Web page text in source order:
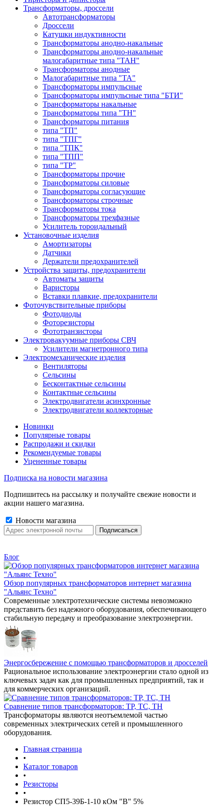
Трансформаторы, дроссели
Автотрансформаторы
Дроссели
Катушки индуктивности
Трансформаторы анодно-накальные
Трансформаторы анодно-накальные
малогабаритные типа "ТАН"
Трансформаторы анодные
Малогабаритные типа "ТА"
Трансформаторы импульсные
Трансформаторы импульсные типа "БТИ"
Трансформаторы накальные
Трансформаторы типа "ТН"
Трансформаторы питания
типа "ТП"
типа "ТПГ"
типа "ТПК"
типа "ТПП"
типа "ТР"
Трансформаторы прочие
Трансформаторы силовые
Трансформаторы согласующие
Трансформаторы строчные
Трансформаторы тока
Трансформаторы трехфазные
Усилитель тороидальный
Установочные изделия
Амортизаторы
Датчики
Держатели предохранителей
Устройства защиты, предохранители
Автоматы защиты
Варисторы
Вставки плавкие, предохранители
Фоточувствительные приборы
Фотодиоды
Фоторезисторы
Фототранзисторы
Электровакуумные приборы СВЧ
Усилители магнетронного типа
Электромеханические изделия
Вентиляторы
Сельсины
Бесконтактные сельсины
Контактные сельсины
Электродвигатели асинхронные
Электродвигатели коллекторные
Новинки
Популярные товары
Распродажи и скидки
Рекомендуемые товары
Уцененные товары
Подписка на новости магазина
Подпишитесь на рассылку и получайте свежие новости и
акции нашего магазина.
Новости магазина
Блог
Обзор популярных трансформаторов интернет магазина
"Альянс Техно"
Современные электротехнические системы невозможно
представить без надежного оборудования, обеспечивающего
стабильную передачу и преобразование электроэнергии.
Энергосбережение с помощью трансформаторов и дросселей
Рациональное использование электроэнергии стало одной из
ключевых задач как для промышленных предприятий, так и
для коммерческих организаций.
Сравнение типов трансформаторов: ТР, ТС, ТН
Трансформаторы являются неотъемлемой частью
современных электрических сетей и промышленного
оборудования.
Главная страница
•
Каталог товаров
•
Резисторы
•
Резистор СП5-39Б-1-10 кОм "В" 5%